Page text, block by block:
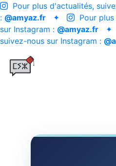
Pour plus d'actualités,
: @amyaz.fr ✦
Pour
sur Instagram : @amyaz.fr ✦
suivez-nous sur Instagram :